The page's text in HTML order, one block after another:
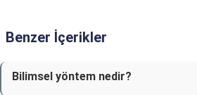
Benzer İçerikler
Bilimsel yöntem nedir?